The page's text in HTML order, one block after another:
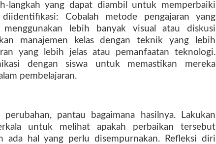
langkah yang dapat diambil untuk memperbaiki
Cobalah metode pengajaran yang
menggunakan lebih banyak visual atau diskusi
manajemen kelas dengan teknik yang lebih
yang lebih jelas atau pemanfaatan teknologi.
dengan siswa untuk memastikan mereka
pembelajaran.
perubahan, pantau bagaimana hasilnya. Lakukan
untuk melihat apakah perbaikan tersebut
ada hal yang perlu disempurnakan. Refleksi diri